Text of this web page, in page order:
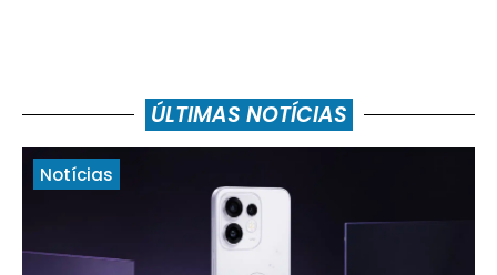
ÚLTIMAS NOTÍCIAS
Notícias